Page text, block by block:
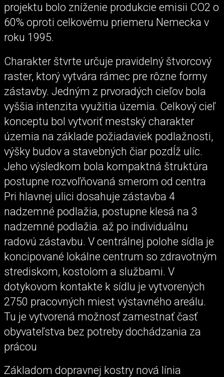
projektu bolo zníženie produkcie emisii CO2 o
60% oproti celkovému priemeru Nemecka v
roku 1995.
Charakter štvrte určuje pravidelný štvorcový
raster, ktorý vytvára rámec pre rôzne formy
zástavby. Jedným z prvoradých cieľov bola
vyššia intenzita využitia územia. Celkový cieľ
konceptu bol vytvoriť mestský charakter
územia na základe požiadaviek podlažnosti,
výšky budov a stavebných čiar pozdĺž ulíc.
Jeho výsledkom bola kompaktná štruktúra
postupne rozvoľňovaná smerom od centra
Pri hlavnej ulici dosahuje zástavba 4
nadzemné podlažia, postupne klesá na 3
nadzemné podlažia. až po individuálnu
radovú zástavbu. V centrálnej polohe sídla je
koncipované lokálne centrum so zdravotným
strediskom, kostolom a službami. V
dotykovom kontakte k sídlu je vytvorených
2750 pracovných miest výstavného areálu.
Tu je vytvorená možnosť zamestnať časť
obyvateľstva bez potreby dochádzania za
prácou
Základom dopravnej kostry nová línia